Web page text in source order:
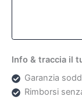
Info & traccia il
Garanzia
Rimborsi